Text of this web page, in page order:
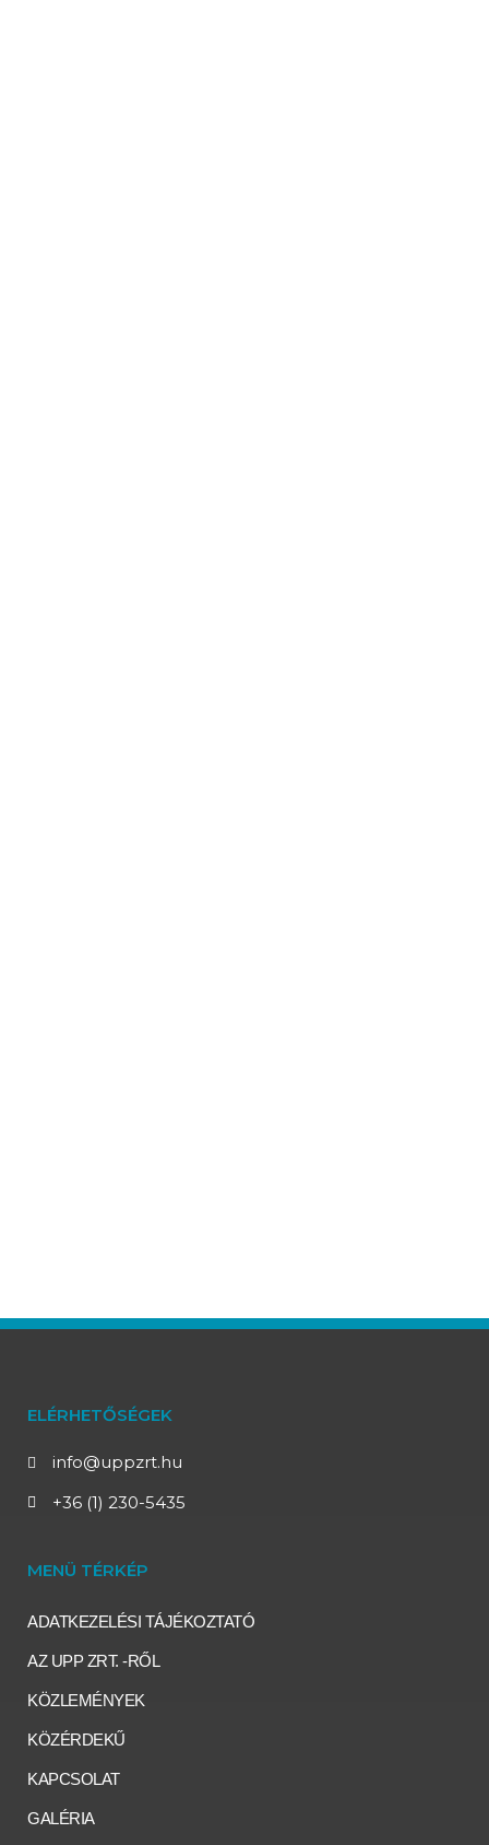
ELÉRHETŐSÉGEK
info@uppzrt.hu
+36 (1) 230-5435
MENÜ TÉRKÉP
ADATKEZELÉSI TÁJÉKOZTATÓ
AZ UPP ZRT. -RŐL
KÖZLEMÉNYEK
KÖZÉRDEKŰ
KAPCSOLAT
GALÉRIA